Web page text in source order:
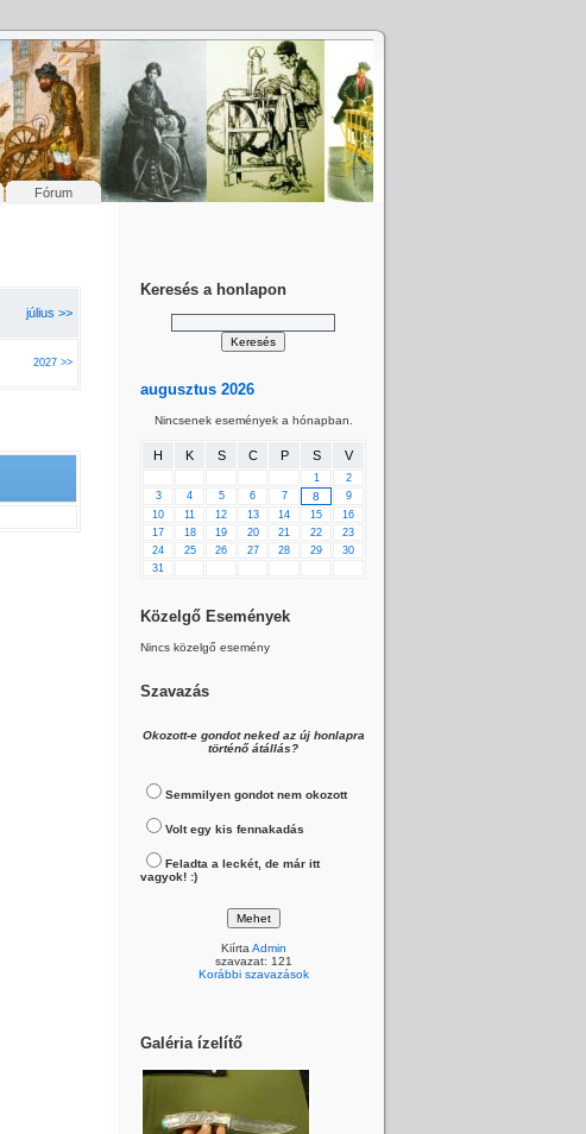
Fórum
július >>
2027 >>
Keresés a honlapon
augusztus 2026
Nincsenek események a hónapban.
H K S C P S V
1
2
3
4 5 6 7 8
9
10
11 12 13 14 15
16
17
18 19 20 21 22
23
24
25 26 27 28 29
30
31
Közelgő Események
Nincs közelgő esemény
Szavazás
Okozott-e gondot neked az új honlapra
történő átállás?
Semmilyen gondot nem okozott
Volt egy kis fennakadás
Feladta a leckét, de már itt
vagyok! :)
Kiírta Admin
szavazat: 121
Korábbi szavazások
Galéria ízelítő